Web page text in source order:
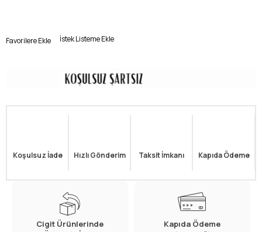
Favorilere Ekle İstek Listeme Ekle
Koşulsuz İade Hızlı Gönderim Taksit İmkanı Kapıda Ödeme
Cigit Ürünlerinde
Kapıda Ödeme